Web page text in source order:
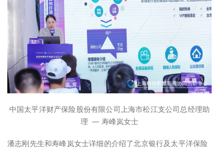
中国太平洋财产保险股份有限公司上海市松江支公司总经理助
理 — 寿峰岚女士
潘志刚先生和寿峰岚女士详细的介绍了北京银行及太平洋保险